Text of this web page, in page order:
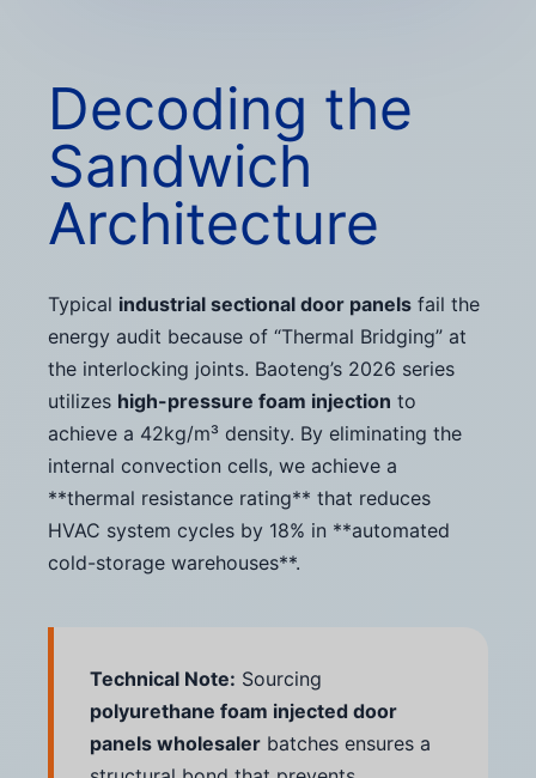
Decoding the
Sandwich
Architecture
Typical industrial sectional door panels fail the
energy audit because of “Thermal Bridging” at
the interlocking joints. Baoteng’s 2026 series
utilizes high-pressure foam injection to
achieve a 42kg/m³ density. By eliminating the
internal convection cells, we achieve a
**thermal resistance rating** that reduces
HVAC system cycles by 18% in **automated
cold-storage warehouses**.
Technical Note: Sourcing
polyurethane foam injected door
panels wholesaler batches ensures a